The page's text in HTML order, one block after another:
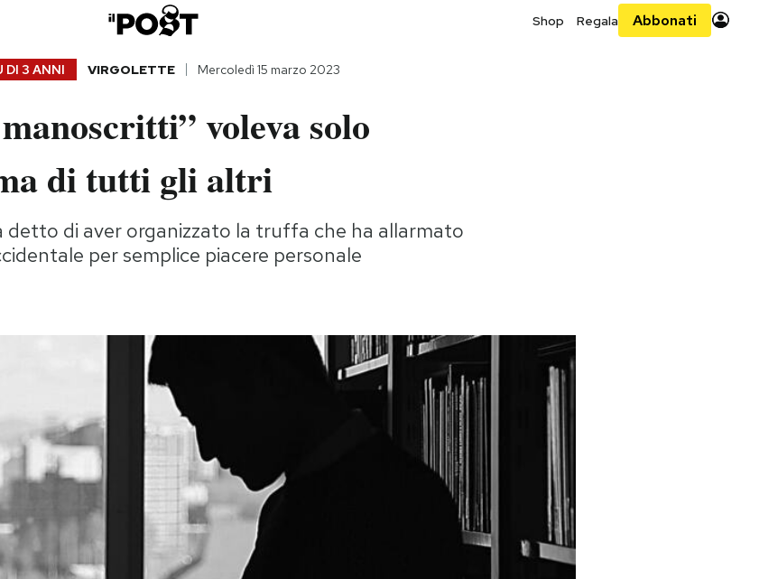
Shop Regala Abbonati
DI 3 ANNI VIRGOLETTE Mercoledì 15 marzo 2023
voleva solo
di tutti gli altri
detto di aver organizzato la truffa che ha allarmato
per semplice piacere personale